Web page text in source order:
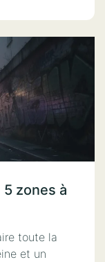
zones à
toute la
et un